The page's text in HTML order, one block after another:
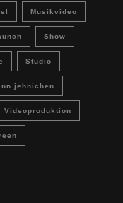
Musikvideo
Show
Studio
jehnichen
Videoproduktion